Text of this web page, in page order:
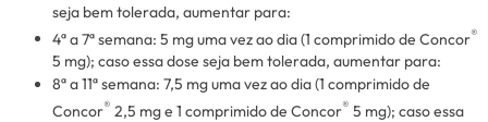
seja bem tolerada, aumentar para:
4ª a 7ª semana: 5 mg uma vez ao dia (1 comprimido de Concor®
5 mg); caso essa dose seja bem tolerada, aumentar para:
8ª a 11ª semana: 7,5 mg uma vez ao dia (1 comprimido de
Concor® 2,5 mg e 1 comprimido de Concor® 5 mg); caso essa